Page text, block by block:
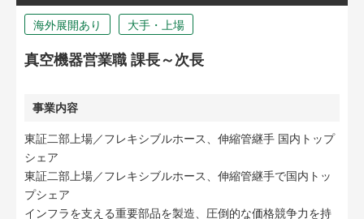
海外展開あり 大手・上場
真空機器営業職 課長～次長
事業内容
東証二部上場／フレキシブルホース、伸縮管継手 国内トップ
シェア
東証二部上場／フレキシブルホース、伸縮管継手で国内トッ
プシェア
インフラを支える重要部品を製造、圧倒的な価格競争力を持